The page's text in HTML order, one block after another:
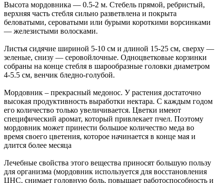
Высота мордовника — 0.5-2 м. Стебель прямой, ребристый,
верхняя часть стебля сильно разветвлена и покрыта
беловатыми, сероватыми или бурыми короткими ворсинками
— железистыми волосками.
Листья сидячие шириной 5-10 см и длиной 15-25 см, сверху —
зеленые, снизу — серовойлочные. Одноцветковые корзинки
собраны на конце стебля в шарообразные головки диаметром
4-5.5 см, венчик бледно-голубой.
Мордовник – прекрасный медонос. У растения достаточно
высокая продуктивность выработки нектара. С каждым годом
его количество только увеличивается. Цветки имеют
специфический аромат, который привлекает пчел. Поэтому
мордовник может принести большое количество меда во
время своего цветения, которое начинается в конце мая и
длится более месяца
Лечебные свойства этого вещества приносят большую пользу
для организма (мордовник используется для восстановления
ЦНС, снимает головную боль, повышает работоспособность и